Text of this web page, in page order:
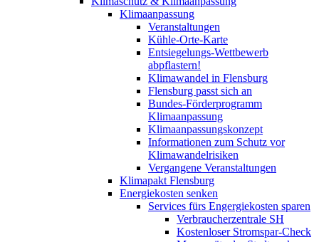
Klimaanpassung
Veranstaltungen
Kühle-Orte-Karte
Entsiegelungs-Wettbewerb
abpflastern!
Klimawandel in Flensburg
Flensburg passt sich an
Bundes-Förderprogramm
Klimaanpassung
Klimaanpassungskonzept
Informationen zum Schutz vor
Klimawandelrisiken
Vergangene Veranstaltungen
Klimapakt Flensburg
Energiekosten senken
Services fürs Engergiekosten sparen
Verbraucherzentrale SH
Kostenloser Stromspar-Check